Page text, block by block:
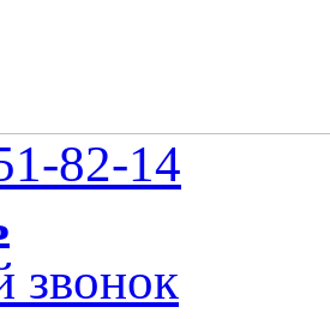
82-14
звонок